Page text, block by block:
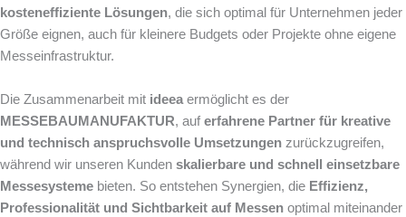
kosteneffiziente Lösungen, die sich optimal für Unternehmen jeder
Größe eignen, auch für kleinere Budgets oder Projekte ohne eigene
Messeinfrastruktur.
Die Zusammenarbeit mit ideeaermöglicht es der
MESSEBAUMANUFAKTUR, auf erfahrene Partner für kreative
und technisch anspruchsvolle Umsetzungen zurückzugreifen,
während wir unseren Kunden skalierbare und schnell einsetzbare
Messesysteme bieten. So entstehen Synergien, die Effizienz,
Professionalität und Sichtbarkeit auf Messen optimal miteinander